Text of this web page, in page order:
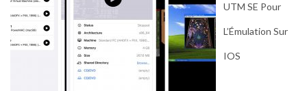
UTM SE Pour
L’Émulation Sur
IOS